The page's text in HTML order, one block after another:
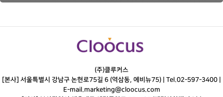
(주)클루커스
[본사] 서울특별시 강남구 논현로75길 6 (역삼동, 에비뉴75) | Tel.02-597-3400
E-mail. marketing@cloocus.com